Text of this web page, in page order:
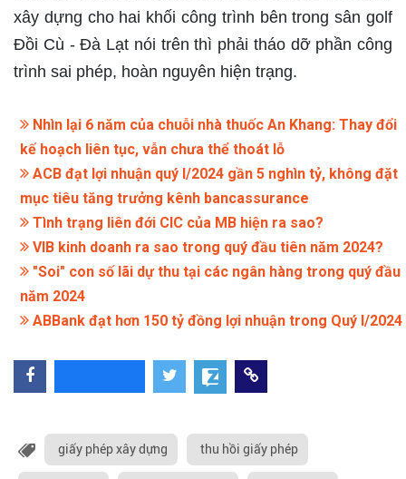
xây dựng cho hai khối công trình bên trong sân golf
Đồi Cù - Đà Lạt nói trên thì phải tháo dỡ phần công
trình sai phép, hoàn nguyên hiện trạng.
Nhìn lại 6 năm của chuỗi nhà thuốc An Khang: Thay đổi
kế hoạch liên tục, vẫn chưa thể thoát lỗ
ACB đạt lợi nhuận quý I/2024 gần 5 nghìn tỷ, không đặt
mục tiêu tăng trưởng kênh bancassurance
Tình trạng liên đới CIC của MB hiện ra sao?
VIB kinh doanh ra sao trong quý đầu tiên năm 2024?
"Soi" con số lãi dự thu tại các ngân hàng trong quý đầu
năm 2024
ABBank đạt hơn 150 tỷ đồng lợi nhuận trong Quý I/2024
giấy phép xây dựng thu hồi giấy phép